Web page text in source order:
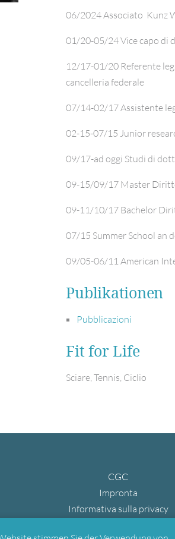
06/2024 Associato Kunz
01/20-05/24Vice capo di
12/17-01/20 Referente
cancelleria federale
07/14-02/17 Assistente
02-15-07/15 Junior
09/17-ad oggi Studi di
09-15/09/17 Master
09-11/10/17 Bachelor
07/15 Summer School an
09/05-06/11 American
Publikationen
Pubblicazioni
Fit for Life
Sciare, Tennis, Ciclio
Fußbereichsmenü
CGC
Impronta
Informativa sulla privacy